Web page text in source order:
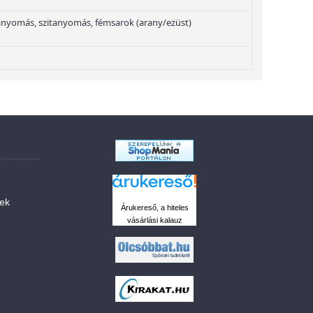
szitanyomás, fémsarok (arany/ezüst)
Árukereső, a hiteles
vásárlási kalauz